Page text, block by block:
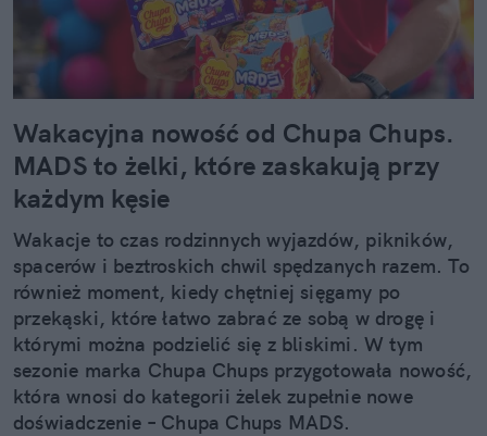
Wakacyjna nowość od Chupa Chups.
MADS to żelki, które zaskakują przy
każdym kęsie
Wakacje to czas rodzinnych wyjazdów, pikników,
spacerów i beztroskich chwil spędzanych razem. To
również moment, kiedy chętniej sięgamy po
przekąski, które łatwo zabrać ze sobą w drogę i
którymi można podzielić się z bliskimi. W tym
sezonie marka Chupa Chups przygotowała nowość,
która wnosi do kategorii żelek zupełnie nowe
doświadczenie – Chupa Chups MADS.